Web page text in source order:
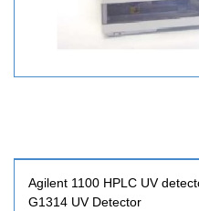
Agilent 1100 HPLC UV
G1314 UV Detector